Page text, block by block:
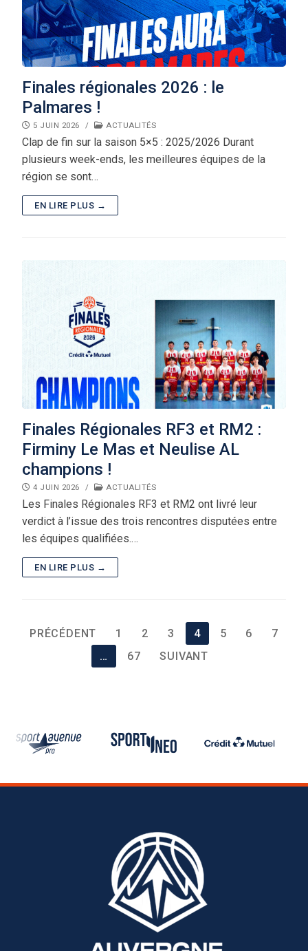
Finales régionales 2026 : le
Palmares !
5 JUIN 2026 / ACTUALITÉS
Clap de fin sur la saison 5×5 : 2025/2026 Durant
plusieurs week-ends, les meilleures équipes de la
région se sont…
EN LIRE PLUS →
Finales Régionales RF3 et RM2 :
Firminy Le Mas et Neulise AL
champions !
4 JUIN 2026 / ACTUALITÉS
Les Finales Régionales RF3 et RM2 ont livré leur
verdict à l’issue des trois rencontres disputées entre
les équipes qualifiées.…
EN LIRE PLUS →
Pagination
publications
PRÉCÉDENT 1 2 3 4 5 6
7
…
67 SUIVANT